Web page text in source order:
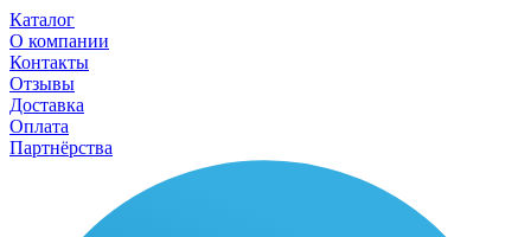
Каталог
О компании
Контакты
Отзывы
Доставка
Оплата
Партнёрства